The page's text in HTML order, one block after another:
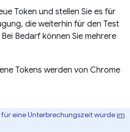
Token und stellen Sie es für
die weiterhin für den Test
Bedarf können Sie mehrere
Tokens werden von Chrome
eine Unterbrechungszeit wurdeim